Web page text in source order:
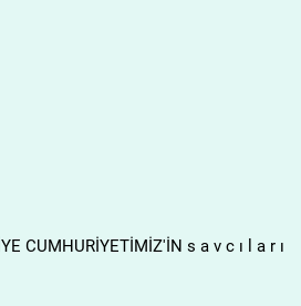
CUMHURİYETİMİZ'İN s a v c ı l a r ı